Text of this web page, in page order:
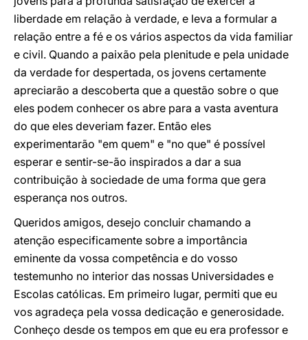
liberdade em relação à verdade, e leva a formular a
relação entre a fé e os vários aspectos da vida familiar
e civil. Quando a paixão pela plenitude e pela unidade
da verdade for despertada, os jovens certamente
apreciarão a descoberta que a questão sobre o que
eles podem conhecer os abre para a vasta aventura
do que eles deveriam fazer. Então eles
experimentarão "em quem" e "no que" é possível
esperar e sentir-se-ão inspirados a dar a sua
contribuição à sociedade de uma forma que gera
esperança nos outros.
Queridos amigos, desejo concluir chamando a
atenção especificamente sobre a importância
eminente da vossa competência e do vosso
testemunho no interior das nossas Universidades e
Escolas católicas. Em primeiro lugar, permiti que eu
vos agradeça pela vossa dedicação e generosidade.
Conheço desde os tempos em que eu era professor e